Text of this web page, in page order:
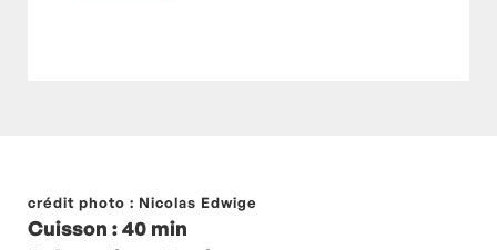
Posté à 15:23hin- Petits plats en équilibre -
Recette - ,Fenouil,
crédit photo : Nicolas Edwige
Cuisson : 40 min